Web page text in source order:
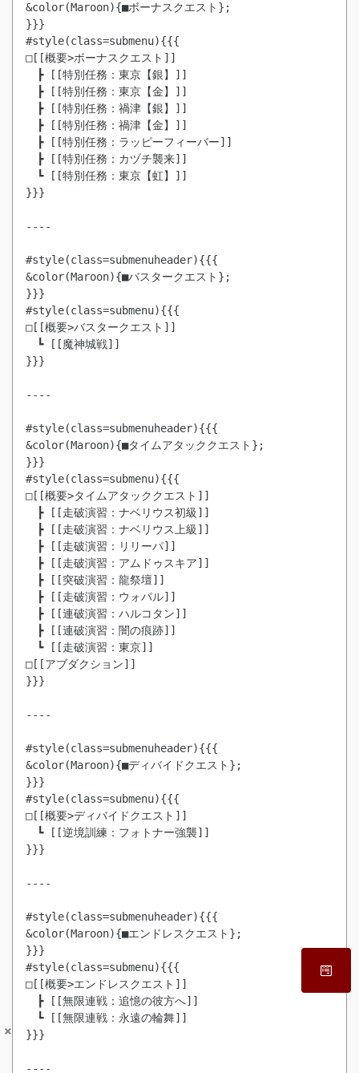
×
&color(Maroon){■ボーナスクエスト};
}}}
#style(class=submenu){{{
□[[概要>ボーナスクエスト]]
┣ [[特別任務：東京【銀】]]
┣ [[特別任務：東京【金】]]
┣ [[特別任務：禍津【銀】]]
┣ [[特別任務：禍津【金】]]
┣ [[特別任務：ラッピーフィーバー]]
┣ [[特別任務：カヅチ襲来]]
┗ [[特別任務：東京【虹】]]
}}}
----
#style(class=submenuheader){{{
&color(Maroon){■バスタークエスト};
}}}
#style(class=submenu){{{
□[[概要>バスタークエスト]]
┗ [[魔神城戦]]
}}}
----
#style(class=submenuheader){{{
&color(Maroon){■タイムアタッククエスト};
}}}
#style(class=submenu){{{
□[[概要>タイムアタッククエスト]]
┣ [[走破演習：ナベリウス初級]]
┣ [[走破演習：ナベリウス上級]]
┣ [[走破演習：リリーパ]]
┣ [[走破演習：アムドゥスキア]]
┣ [[突破演習：龍祭壇]]
┣ [[走破演習：ウォパル]]
┣ [[連破演習：ハルコタン]]
┣ [[連破演習：闇の痕跡]]
┗ [[走破演習：東京]]
□[[アブダクション]]
}}}
----
#style(class=submenuheader){{{
&color(Maroon){■ディバイドクエスト};
}}}
#style(class=submenu){{{
□[[概要>ディバイドクエスト]]
┗ [[逆境訓練：フォトナー強襲]]
}}}
----
#style(class=submenuheader){{{
&color(Maroon){■エンドレスクエスト};
}}}
#style(class=submenu){{{
□[[概要>エンドレスクエスト]]
┣ [[無限連戦：追憶の彼方へ]]
┗ [[無限連戦：永遠の輪舞]]
}}}
----